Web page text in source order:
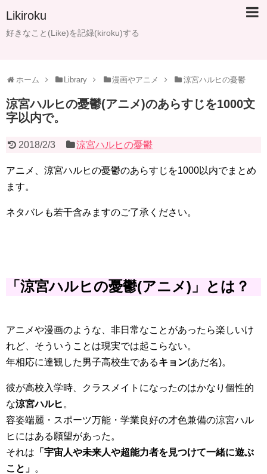
Likiroku
好きなこと(Like)を記録(kiroku)する
ホーム Library 漫画やアニメ 涼宮ハルヒの憂鬱
涼宮ハルヒの憂鬱(アニメ)のあらすじを1000文
字以内で。
2018/2/3 涼宮ハルヒの憂鬱
アニメ、涼宮ハルヒの憂鬱のあらすじを1000以内でまとめ
ます。
ネタバレも若干含みますのご了承ください。
「涼宮ハルヒの憂鬱(アニメ)」とは？
アニメや漫画のような、非日常なことがあったら楽しいけ
れど、そういうことは現実では起こらない。
年相応に達観した男子高校生であるキョン(あだ名)。
彼が高校入学時、クラスメイトになったのはかなり個性的
な涼宮ハルヒ 。
容姿端麗・スポーツ万能・学業良好の才色兼備の涼宮ハル
ヒにはある願望があった。
それは 「宇宙人や未来人や超能力者を見つけて一緒に遊ぶ
こと」 。